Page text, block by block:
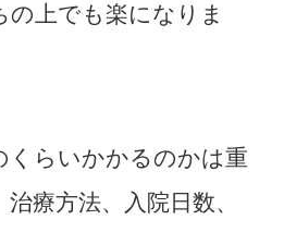
の上でも楽になりま
くらいかかるのかは重
療方法、入院日数、